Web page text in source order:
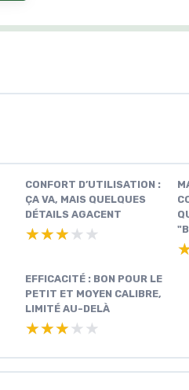
CONFORT D’UTILISATION :
ÇA VA, MAIS QUELQUES
DÉTAILS AGACENT
★★★★★
★★★★★
EFFICACITÉ : BON POUR LE
PETIT ET MOYEN CALIBRE,
LIMITÉ AU-DELÀ
★★★★★
★★★★★